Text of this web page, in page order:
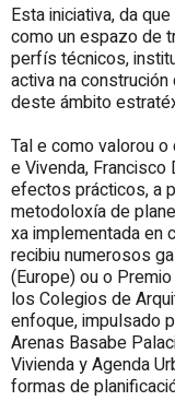
Esta iniciativa, da
como un espazo de
perfís técnicos,
activa na
deste ámbito
Tal e como valorou
e Vivenda,
efectos prácticos, a
metodoloxía de
xa implementada en
recibiu numerosos
(Europe) ou o
los Colegios de
enfoque, impulsado
Arenas Basabe
Vivienda y Agenda
formas de